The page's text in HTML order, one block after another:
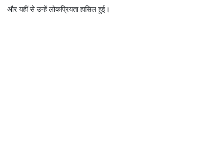
और यहीं से उन्हें लोकप्रियता हासिल हुई।